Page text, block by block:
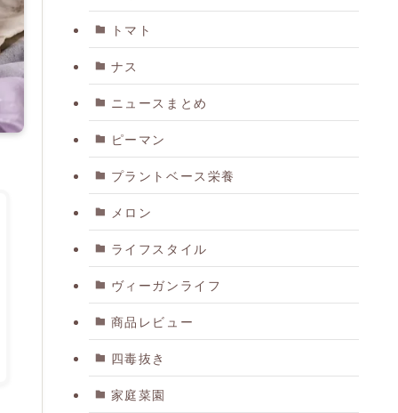
トマト
ナス
ニュースまとめ
ピーマン
プラントベース栄養
メロン
ライフスタイル
ヴィーガンライフ
商品レビュー
四毒抜き
家庭菜園